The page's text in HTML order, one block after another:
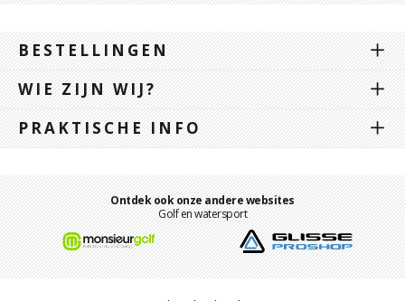
BESTELLINGEN
WIE ZIJN WIJ?
PRAKTISCHE INFO
Ontdek ook onze andere websites
Golf en watersport